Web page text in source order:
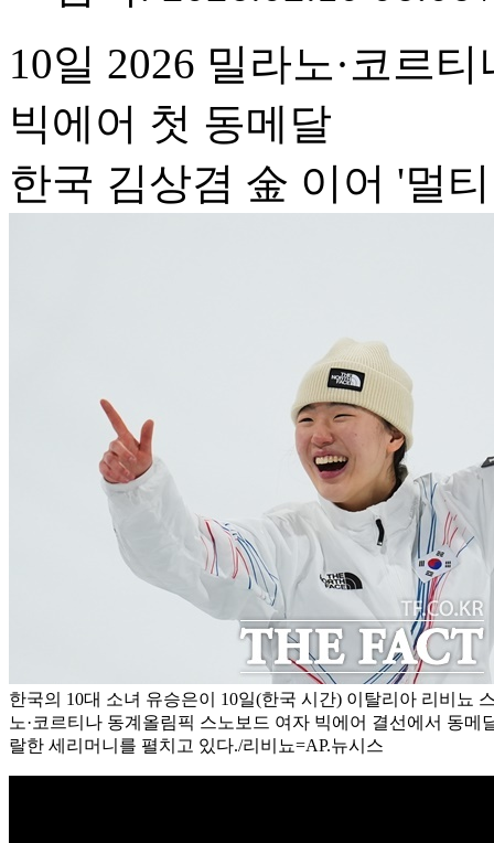
10일 2026 밀라노·코르
빅에어 첫 동메달
한국 김상겸 金 이어 '멀
한국의 10대 소녀 유승은이 10일(한국 시간) 이탈리아 리비뇨
노·코르티나 동계올림픽 스노보드 여자 빅에어 결선에서 동메
랄한 세리머니를 펼치고 있다./리비뇨=AP.뉴시스